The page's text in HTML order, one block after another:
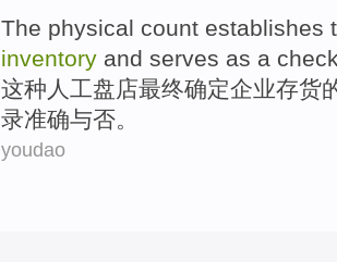
The physical count establishes
inventory and serves as a
这种 人工盘店最终确定企业存货
录准确与否。
youdao